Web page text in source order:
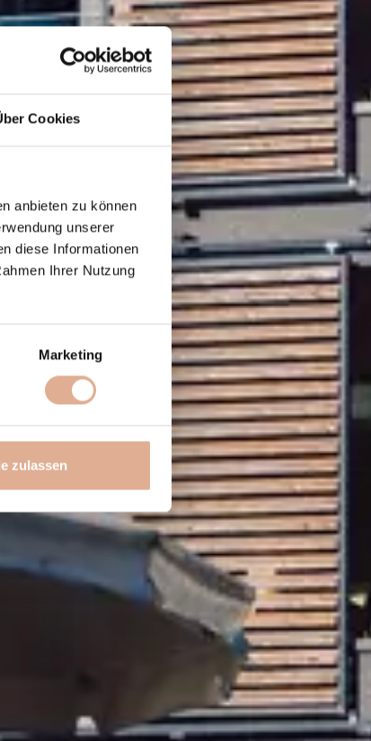
Cookies
anbieten zu können
unserer
diese Informationen
Ihrer Nutzung
Marketing
zulassen